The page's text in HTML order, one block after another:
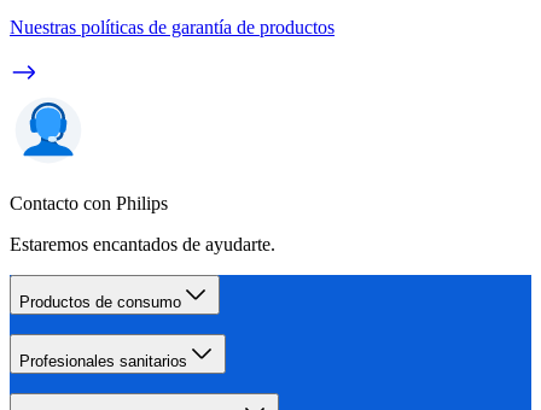
Nuestras políticas de garantía de productos
Contacto con Philips
Estaremos encantados de ayudarte.
Productos de consumo
Profesionales sanitarios